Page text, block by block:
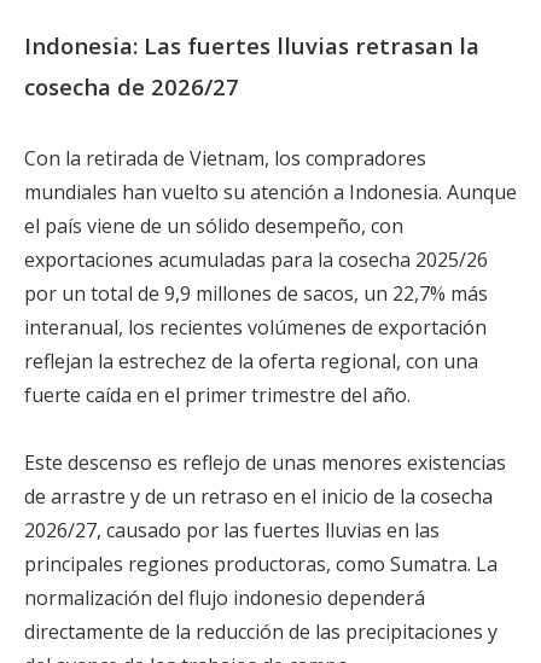
Indonesia: Las fuertes lluvias retrasan la
cosecha de 2026/27
Con la retirada de Vietnam, los compradores
mundiales han vuelto su atención a Indonesia. Aunque
el país viene de un sólido desempeño, con
exportaciones acumuladas para la cosecha 2025/26
por un total de 9,9 millones de sacos, un 22,7% más
interanual, los recientes volúmenes de exportación
reflejan la estrechez de la oferta regional, con una
fuerte caída en el primer trimestre del año.
Este descenso es reflejo de unas menores existencias
de arrastre y de un retraso en el inicio de la cosecha
2026/27, causado por las fuertes lluvias en las
principales regiones productoras, como Sumatra. La
normalización del flujo indonesio dependerá
directamente de la reducción de las precipitaciones y